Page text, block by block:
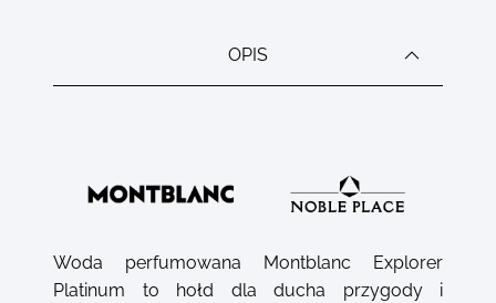
OPIS
Woda perfumowana Montblanc Explorer
Platinum to hołd dla ducha przygody i